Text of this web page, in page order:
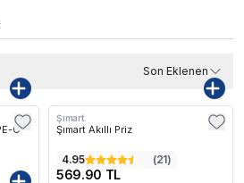
Son Eklenen
C
Şımart
Şımart Akıllı Priz
4.95 (21)
569.90 TL